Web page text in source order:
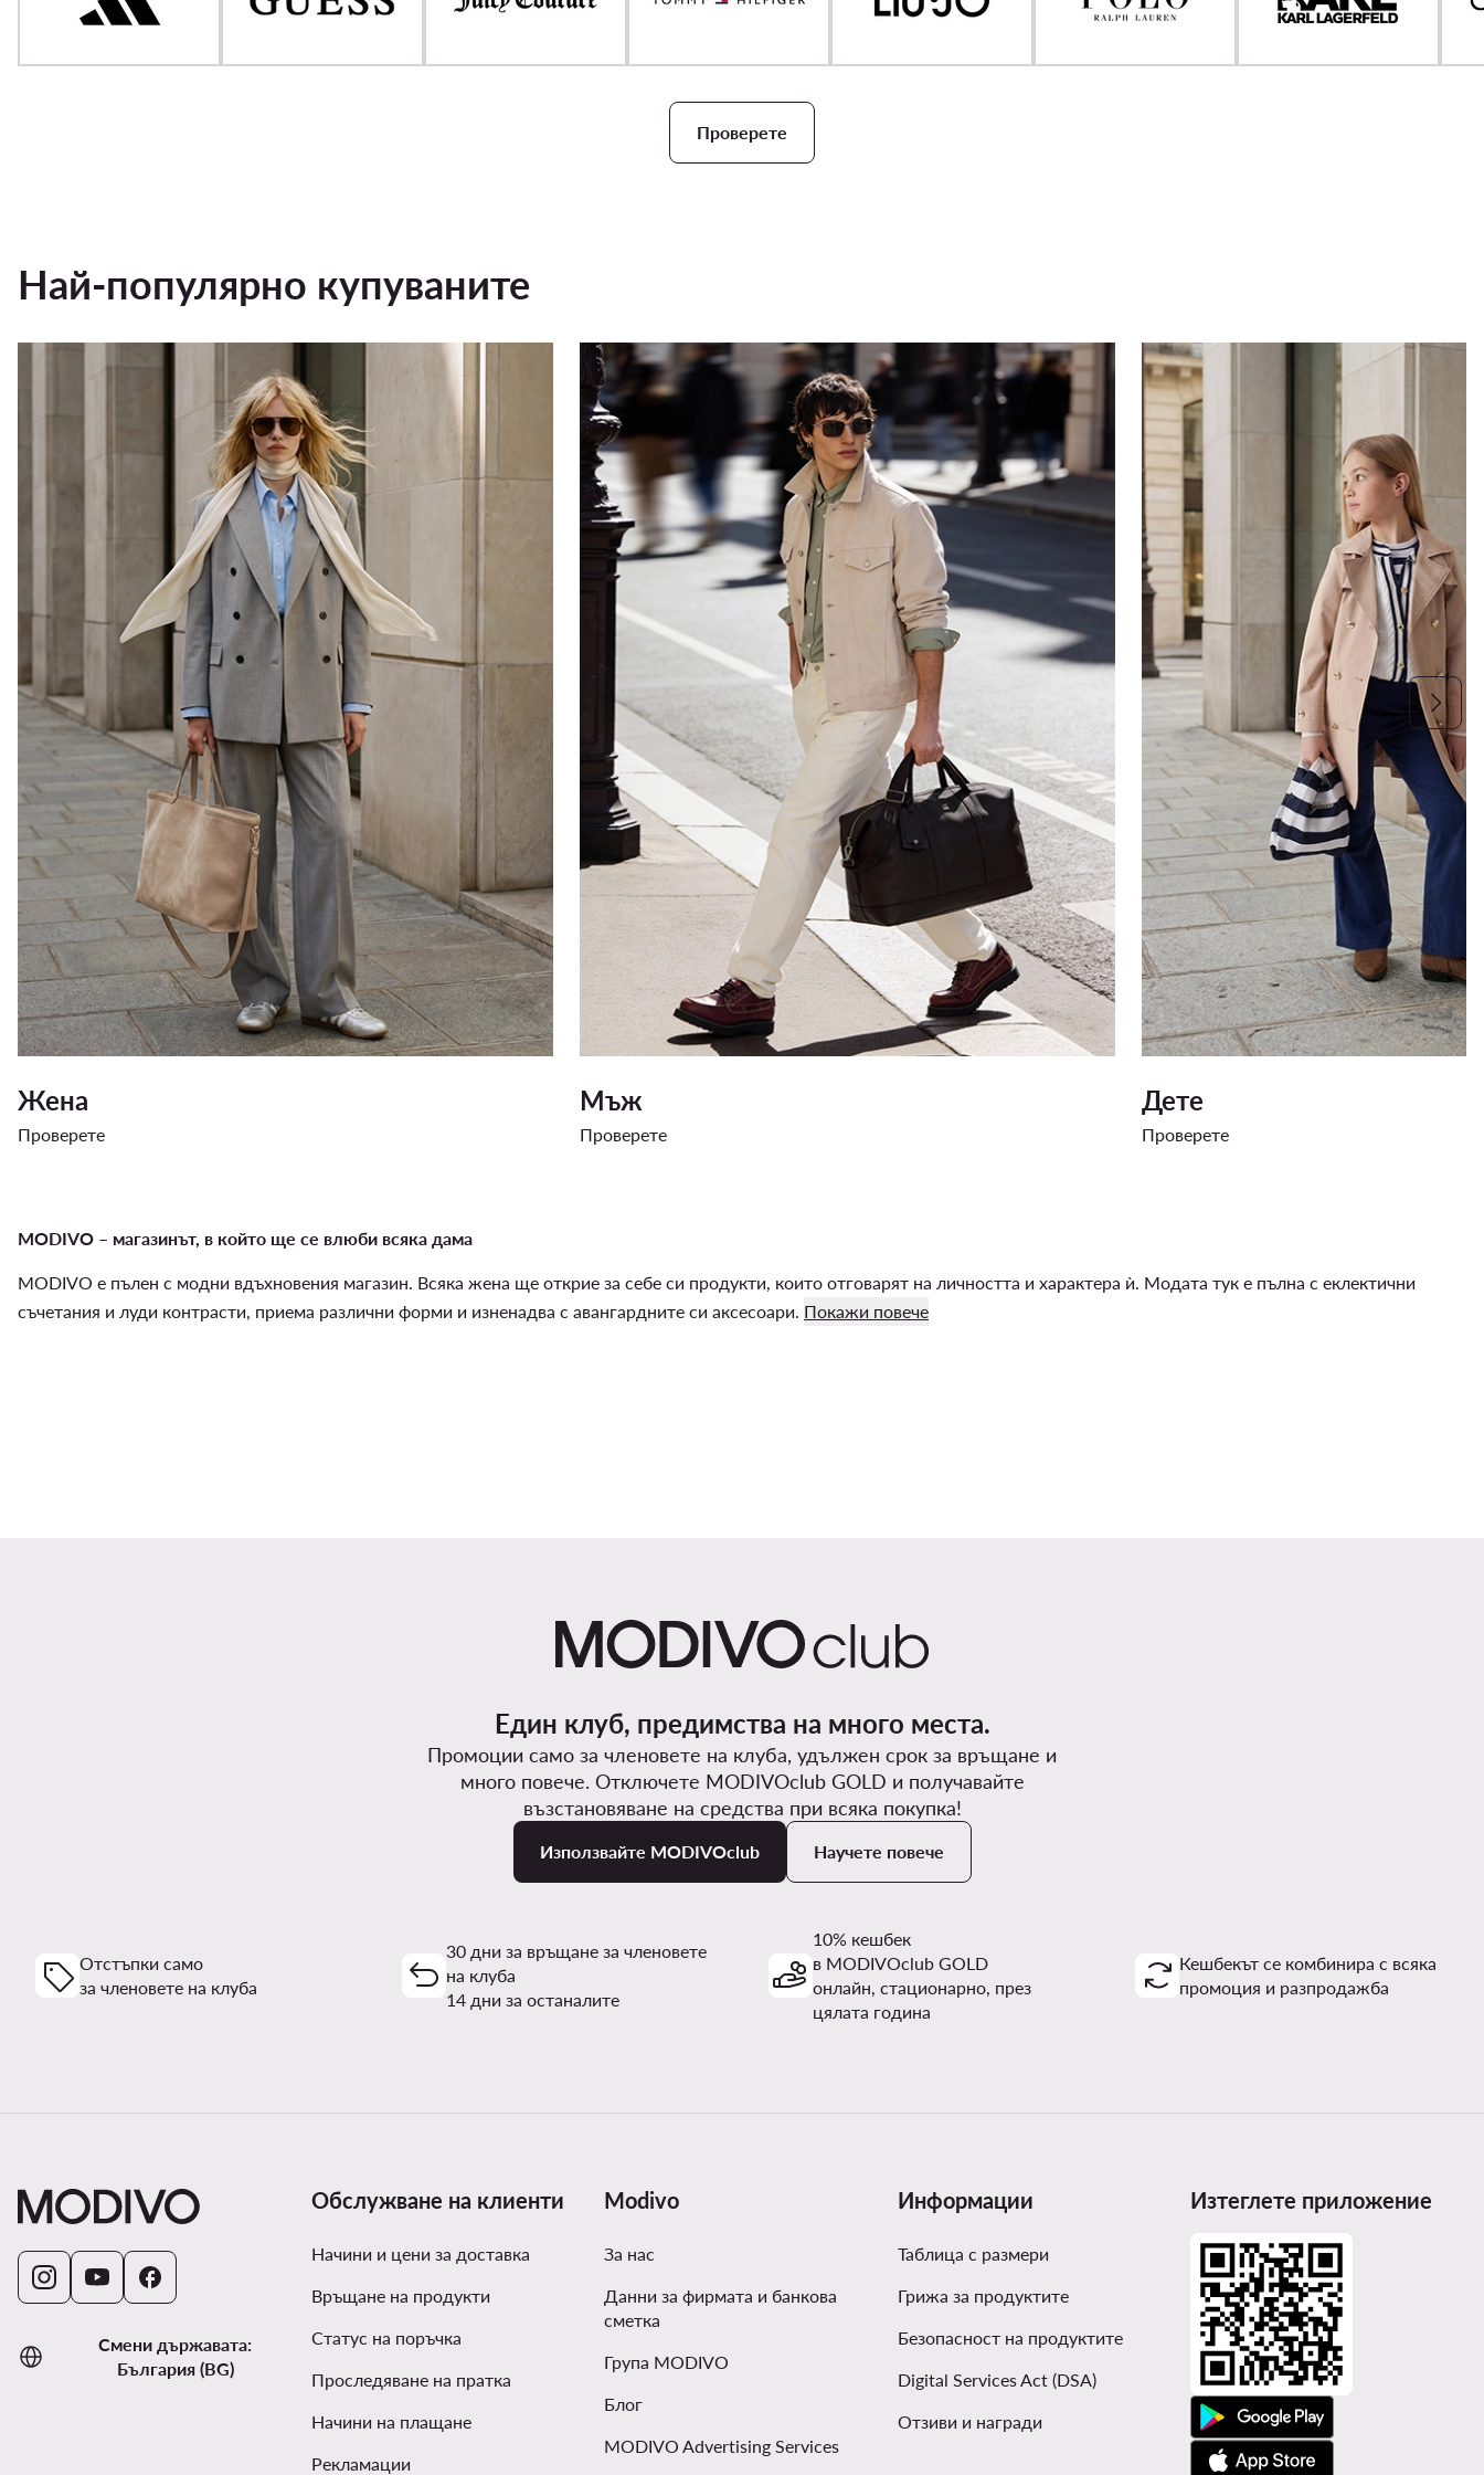
Проверете
Най-популярно купуваните
Жена
Проверете
Мъж
Проверете
Дете
Проверете
MODIVO – магазинът, в който ще се влюби всяка дама
MODIVO е пълен с модни вдъхновения магазин. Всяка жена ще открие за себе си продукти, които отговарят на личността и характера ѝ. Модата тук е пълна с еклектични
съчетания и луди контрасти, приема различни форми и изненадва с авангардните си аксесоари. Покажи повече
Един клуб, предимства на много места.
Промоции само за членовете на клуба, удължен срок за връщане и
много повече. Отключете MODIVOclub GOLD и получавайте
възстановяване на средства при всяка покупка!
Използвайте MODIVOclub Научете повече
Отстъпки само
за членовете на клуба
30 дни за връщане за членовете
на клуба
14 дни за останалите
10% кешбек
в MODIVOclub GOLD
онлайн, стационарно, през
цялата година
Кешбекът се комбинира с всяка
промоция и разпродажба
Смени държавата:
България (BG)
Обслужване на клиенти
Начини и цени за доставка
Връщане на продукти
Статус на поръчка
Проследяване на пратка
Начини на плащане
Рекламации
Modivo
За нас
Данни за фирмата и банкова
сметка
Група MODIVO
Блог
MODIVO Advertising Services
Информации
Таблица с размери
Грижа за продуктите
Безопасност на продуктите
Digital Services Act (DSA)
Отзиви и награди
Изтеглете приложение